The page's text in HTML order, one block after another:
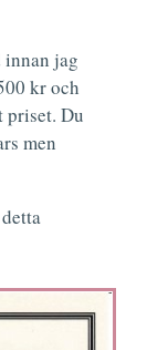
innan jag
kr och
priset. Du
men